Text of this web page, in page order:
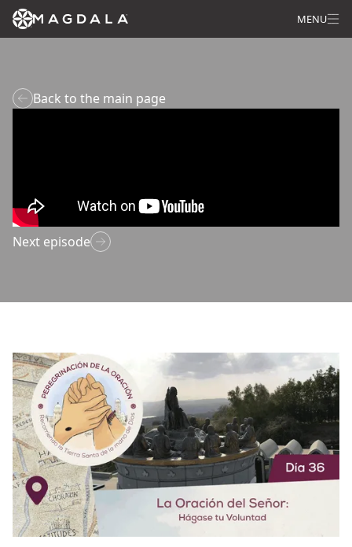
MENU
Back to the main page
Next episode